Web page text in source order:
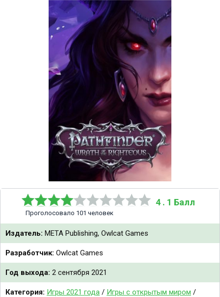
4 . 1 Балл
Проголосовало 101 человек
Издатель: META Publishing, Owlcat Games
Разработчик: Owlcat Games
Год выхода: 2 сентября 2021
Категория: Игры 2021 года / Игры с открытым миром /